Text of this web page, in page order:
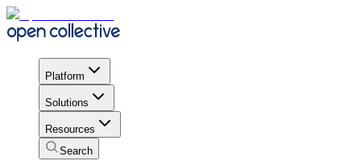
Platform
Solutions
Resources
Search